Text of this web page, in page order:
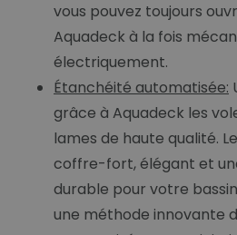
vous pouvez toujours
Aquadeck à la fois
électriquement.
Étanchéité automatisée:
grâce à Aquadeck les
lames de haute qualité.
coffre-fort, élégant et
durable pour votre
une méthode innovante